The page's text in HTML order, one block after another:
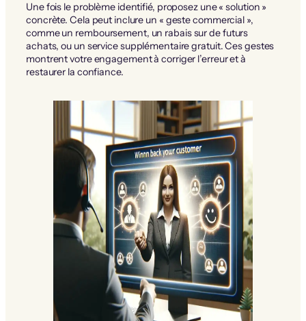
Une fois le problème identifié, proposez une « solution »
concrète. Cela peut inclure un « geste commercial »,
comme un remboursement, un rabais sur de futurs
achats, ou un service supplémentaire gratuit. Ces gestes
montrent votre engagement à corriger l’erreur et à
restaurer la confiance.